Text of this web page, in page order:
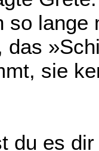
so lange
das
sie
du es